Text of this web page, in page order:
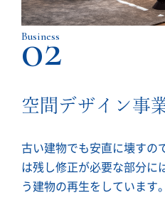
Business
02
空間デザイン事
古い建物でも安直に壊すの
は残し修正が必要な部分に
う建物の再生をしています。